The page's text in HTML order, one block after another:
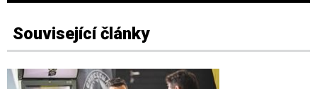
Související články